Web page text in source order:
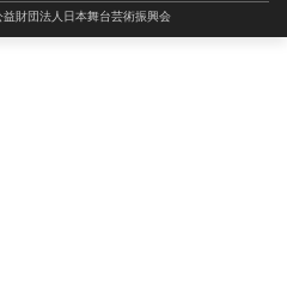
益財団法人日本舞台芸術振興会